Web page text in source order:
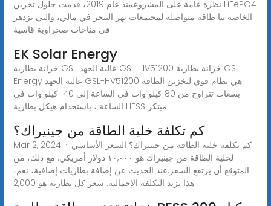
نظرة عامة على المشروعمنذ عام 2019، قدمت حلول تخزين LiFePO4
الخاصة بنا طاقة متواصلة لمجتمعات نهر النيجر في مالي، والتي تزدهر
في مناخات صحراوية قاسية.
EK Solar Energy
خزانة بطارية GSL عالية الجهد GSL-HV51200 خزانة بطارية GSL
Energy عالية الجهد GSL-HV51200 هي نظام قوي لتخزين الطاقة
بسعات تتراوح من 80 كيلو وات في الساعة إلى 140 كيلو وات في
الساعة ، باستخدام هيكل بطارية HESS مبتكر.
كم تكلفة خلية الطاقة من جينيراك؟
Mar 2, 2024 · كم تكلفة خلية الطاقة من جينيراك؟ السعر الأساسي
لخلية الطاقة من جينيراك هو ١٠,٠٠٠ دولار أمريكي. مع ذلك، من
المتوقع أن يرتفع السعر.عند الحديث عن إضافة بطاريات إضافية، نعم،
هذا يزيد التكلفة الإجمالية. سعر كل بطارية هو 2,000